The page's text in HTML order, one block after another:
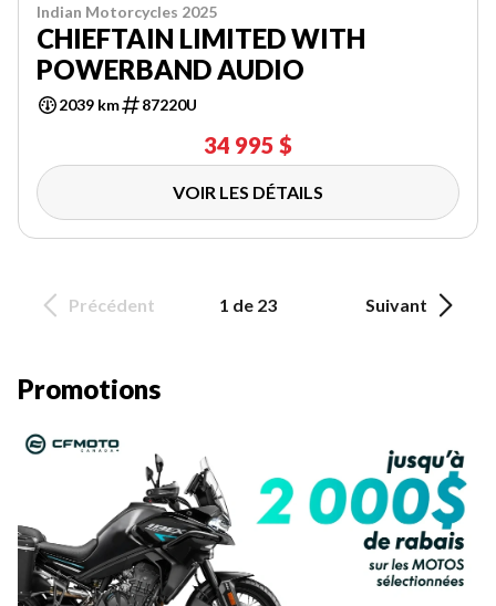
Indian Motorcycles 2025
CHIEFTAIN LIMITED WITH
POWERBAND AUDIO
2039 km 87220U
34 995 $
VOIR LES DÉTAILS
Précédent 1 de 23 Suivant
Promotions